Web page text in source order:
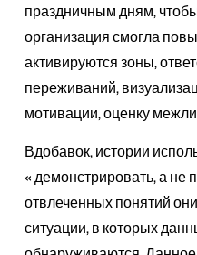
праздничным дням,
организация смогла
активируются зоны,
переживаний,
мотивации, оценку
Вдобавок, истории
« демонстрировать, а не
отвлеченных понятий
ситуации, в которых